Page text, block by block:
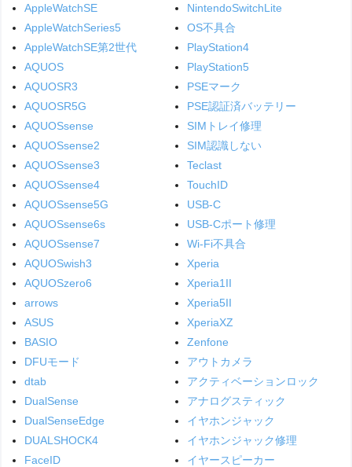
AppleWatchSE
AppleWatchSeries5
AppleWatchSE第2世代
AQUOS
AQUOSR3
AQUOSR5G
AQUOSsense
AQUOSsense2
AQUOSsense3
AQUOSsense4
AQUOSsense5G
AQUOSsense6s
AQUOSsense7
AQUOSwish3
AQUOSzero6
arrows
ASUS
BASIO
DFUモード
dtab
DualSense
DualSenseEdge
DUALSHOCK4
FaceID
NintendoSwitchLite
OS不具合
PlayStation4
PlayStation5
PSEマーク
PSE認証済バッテリー
SIMトレイ修理
SIM認識しない
Teclast
TouchID
USB-C
USB-Cポート修理
Wi-Fi不具合
Xperia
Xperia1II
Xperia5II
XperiaXZ
Zenfone
アウトカメラ
アクティベーションロック
アナログスティック
イヤホンジャック
イヤホンジャック修理
イヤースピーカー